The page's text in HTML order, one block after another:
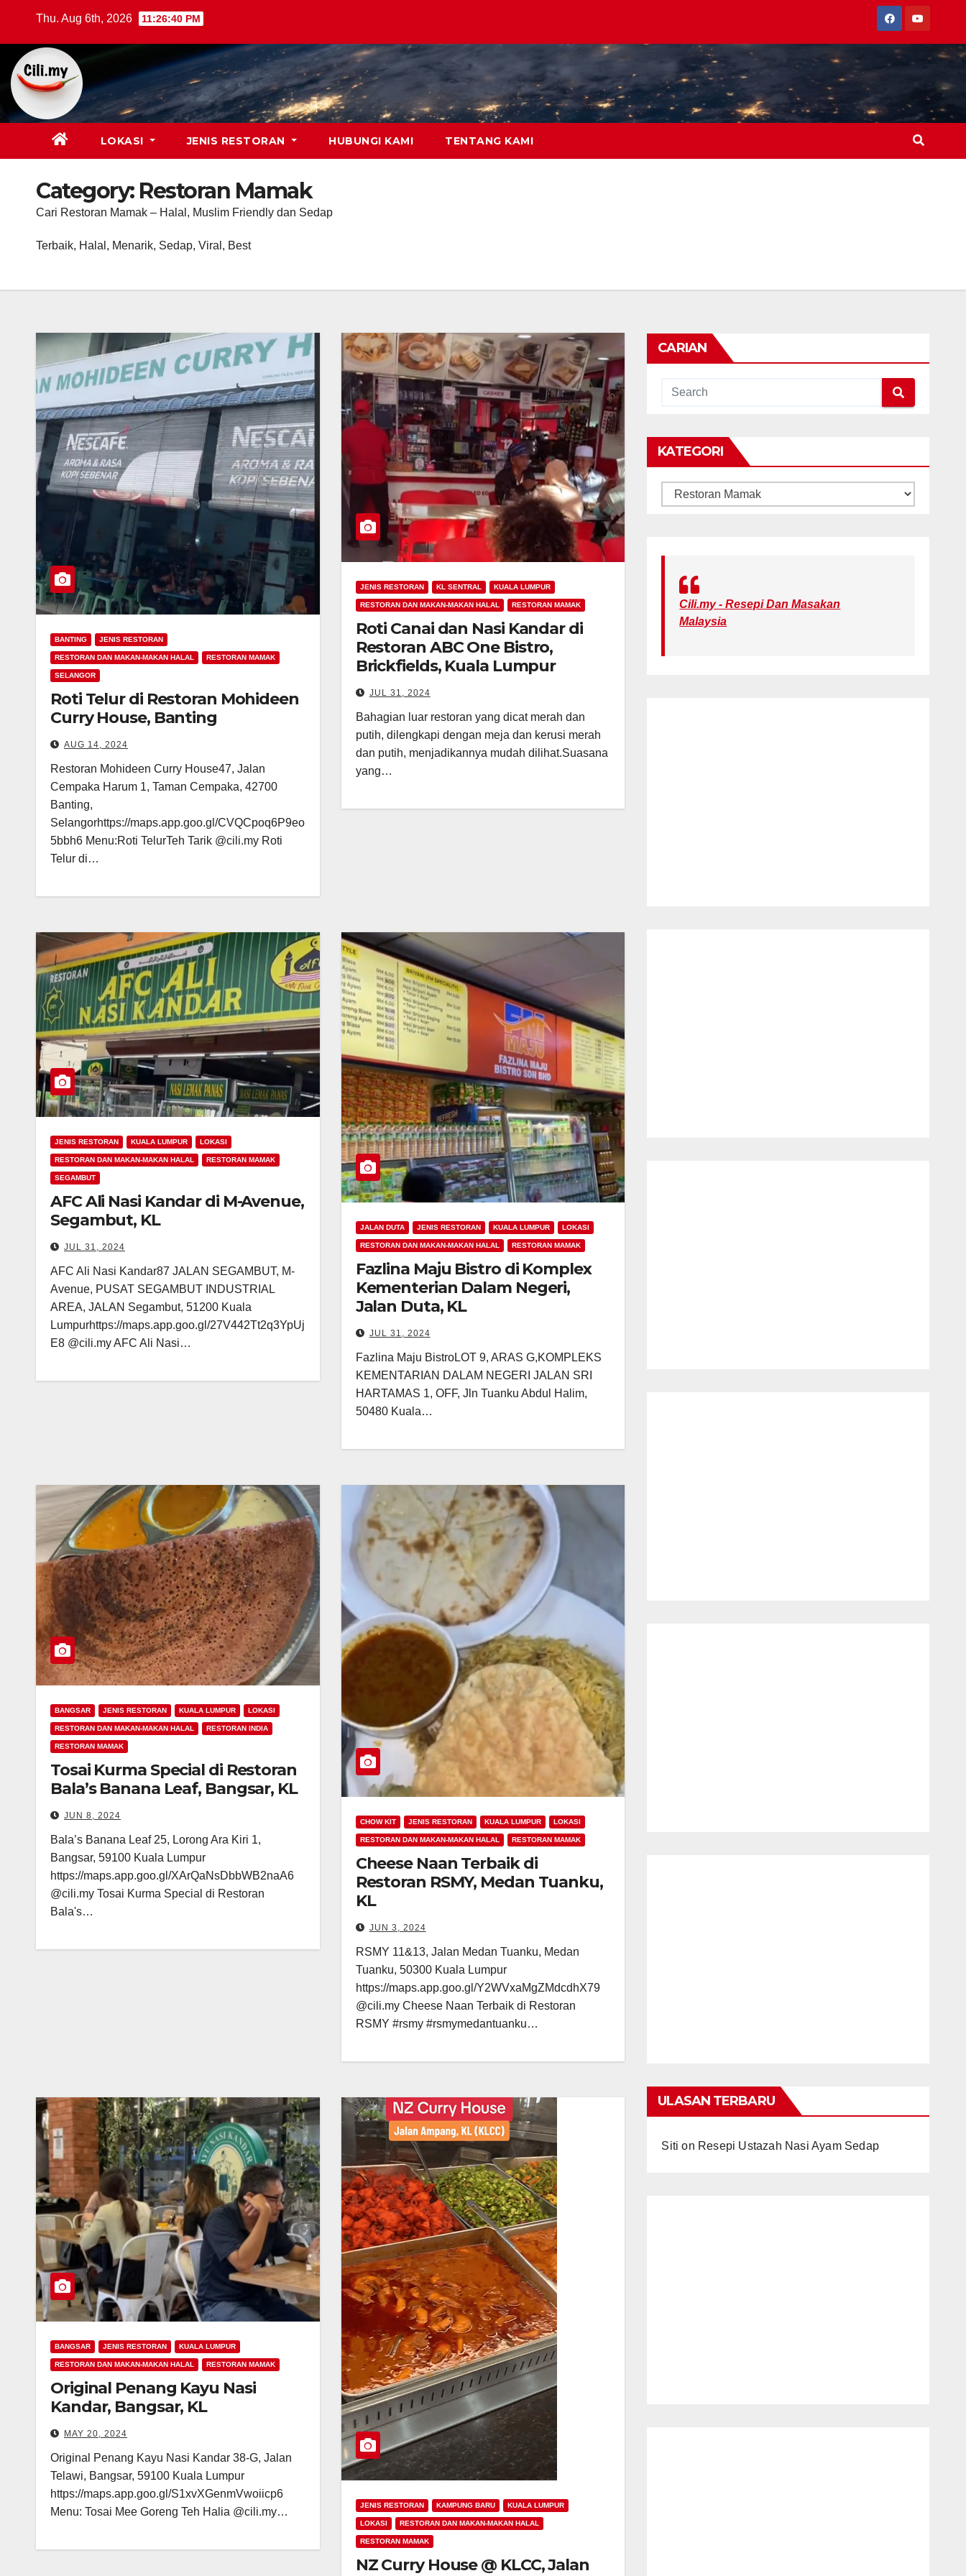
content
Thu. Aug 6th, 2026 11:26:41 PM
LOKASI JENIS RESTORAN HUBUNGI KAMI TENTANG KAMI
Category: Restoran Mamak
Cari Restoran Mamak – Halal, Muslim Friendly dan Sedap
Terbaik, Halal, Menarik, Sedap, Viral, Best
BANTING JENIS RESTORAN
RESTORAN DAN MAKAN-MAKAN HALAL RESTORAN MAMAK
SELANGOR
Roti Telur di Restoran Mohideen
Curry House, Banting
AUG 14, 2024
Restoran Mohideen Curry House47, Jalan
Cempaka Harum 1, Taman Cempaka, 42700
Banting,
Selangorhttps://maps.app.goo.gl/CVQCpoq6P9eo
5bbh6 Menu:Roti TelurTeh Tarik @cili.my Roti
Telur di…
JENIS RESTORAN KL SENTRAL KUALA LUMPUR
RESTORAN DAN MAKAN-MAKAN HALAL RESTORAN MAMAK
Roti Canai dan Nasi Kandar di
Restoran ABC One Bistro,
Brickfields, Kuala Lumpur
JUL 31, 2024
Bahagian luar restoran yang dicat merah dan
putih, dilengkapi dengan meja dan kerusi merah
dan putih, menjadikannya mudah dilihat.Suasana
yang…
JENIS RESTORAN KUALA LUMPUR LOKASI
RESTORAN DAN MAKAN-MAKAN HALAL RESTORAN MAMAK
SEGAMBUT
AFC Ali Nasi Kandar di M-Avenue,
Segambut, KL
JUL 31, 2024
AFC Ali Nasi Kandar87 JALAN SEGAMBUT, M-
Avenue, PUSAT SEGAMBUT INDUSTRIAL
AREA, JALAN Segambut, 51200 Kuala
Lumpurhttps://maps.app.goo.gl/27V442Tt2q3YpUj
E8 @cili.my AFC Ali Nasi…
JALAN DUTA JENIS RESTORAN KUALA LUMPUR LOKASI
RESTORAN DAN MAKAN-MAKAN HALAL RESTORAN MAMAK
Fazlina Maju Bistro di Komplex
Kementerian Dalam Negeri,
Jalan Duta, KL
JUL 31, 2024
Fazlina Maju BistroLOT 9, ARAS G,KOMPLEKS
KEMENTARIAN DALAM NEGERI JALAN SRI
HARTAMAS 1, OFF, Jln Tuanku Abdul Halim,
50480 Kuala…
BANGSAR JENIS RESTORAN KUALA LUMPUR LOKASI
RESTORAN DAN MAKAN-MAKAN HALAL RESTORAN INDIA
RESTORAN MAMAK
Tosai Kurma Special di Restoran
Bala’s Banana Leaf, Bangsar, KL
JUN 8, 2024
Bala’s Banana Leaf 25, Lorong Ara Kiri 1,
Bangsar, 59100 Kuala Lumpur
https://maps.app.goo.gl/XArQaNsDbbWB2naA6
@cili.my Tosai Kurma Special di Restoran
Bala's…
CHOW KIT JENIS RESTORAN KUALA LUMPUR LOKASI
RESTORAN DAN MAKAN-MAKAN HALAL RESTORAN MAMAK
Cheese Naan Terbaik di
Restoran RSMY, Medan Tuanku,
KL
JUN 3, 2024
RSMY 11&13, Jalan Medan Tuanku, Medan
Tuanku, 50300 Kuala Lumpur
https://maps.app.goo.gl/Y2WVxaMgZMdcdhX79
@cili.my Cheese Naan Terbaik di Restoran
RSMY #rsmy #rsmymedantuanku…
BANGSAR JENIS RESTORAN KUALA LUMPUR
RESTORAN DAN MAKAN-MAKAN HALAL RESTORAN MAMAK
Original Penang Kayu Nasi
Kandar, Bangsar, KL
MAY 20, 2024
Original Penang Kayu Nasi Kandar 38-G, Jalan
Telawi, Bangsar, 59100 Kuala Lumpur
https://maps.app.goo.gl/S1xvXGenmVwoiicp6
Menu: Tosai Mee Goreng Teh Halia @cili.my…
JENIS RESTORAN KAMPUNG BARU KUALA LUMPUR
LOKASI RESTORAN DAN MAKAN-MAKAN HALAL
RESTORAN MAMAK
NZ Curry House @ KLCC, Jalan
CARIAN
KATEGORI
KATEGORI
Cili.my - Resepi Dan Masakan
Malaysia
ULASAN TERBARU
Siti on Resepi Ustazah Nasi Ayam Sedap